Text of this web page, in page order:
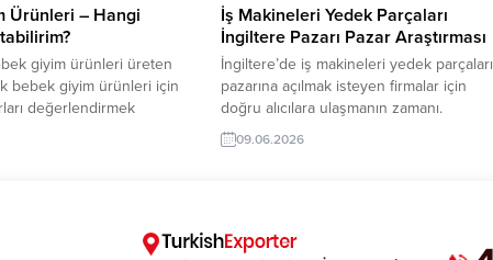
Ürünleri – Hangi
giyim ürünleri üreten
bebek giyim ürünleri için
değerlendirmek
— aşağıda hedef ülkeler,
fırsat olduğu, ayrıca
İspanya, Polonya, İtalya,
İş Makineleri Yedek Parçaları
İngiltere Pazarı Pazar Araştırması
İngiltere’de iş makineleri yedek parçaları
pazarına açılmak isteyen firmalar için
doğru alıcılara ulaşmanın zamanı.
TurkishExporter ile güncel ithalatçı
taleplerini keşfedin, güvenilir iş
iş makineleri ve ağır vasıta yedek parça
09.06.2026